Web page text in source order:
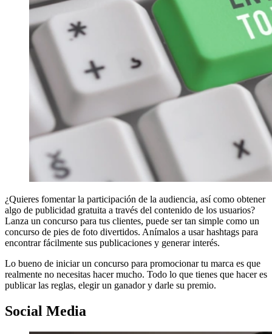
¿Quieres fomentar la participación de la audiencia, así como obtener
algo de publicidad gratuita a través del contenido de los usuarios?
Lanza un concurso para tus clientes, puede ser tan simple como un
concurso de pies de foto divertidos. Anímalos a usar hashtags para
encontrar fácilmente sus publicaciones y generar interés.
Lo bueno de iniciar un concurso para promocionar tu marca es que
realmente no necesitas hacer mucho. Todo lo que tienes que hacer es
publicar las reglas, elegir un ganador y darle su premio.
Social Media